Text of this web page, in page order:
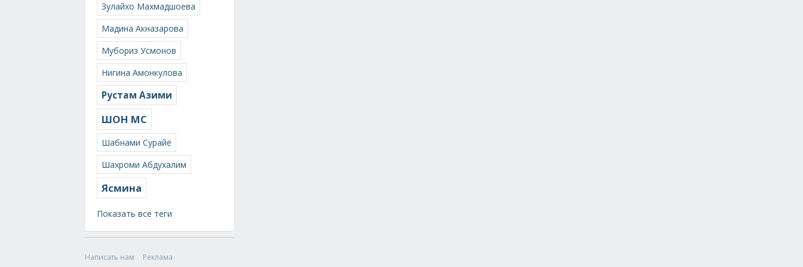
Зулайхо Махмадшоева
Мадина Акназарова
Мубориз Усмонов
Нигина Амонкулова
Рустам Азими
ШОН МС
Шабнами Сурайё
Шахроми Абдухалим
Ясмина
Показать все теги
Написать нам
Реклама